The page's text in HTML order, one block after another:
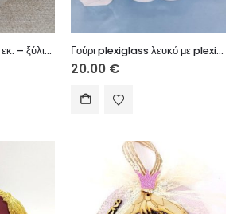
Μπάλα plexiglass 10 εκ. – ξύλινο στοιχείο με όνομα (όνομα τηε επιλογής σας) Γούρι plexiglass λευκό με plexiglass καθρέφτη ασημί 15 cm
20.00 €